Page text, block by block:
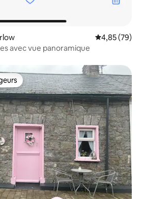
Évaluation
4,85 (79)
avec vue panoramique